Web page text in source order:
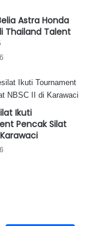
Astra Honda
Thailand Talent
Ikuti
Pencak Silat